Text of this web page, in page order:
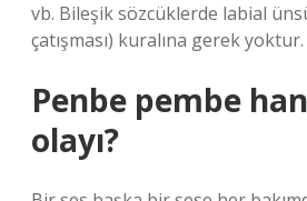
vb. Bileşik sözcüklerde labial
çatışması) kuralına gerek yoktur.
Penbe pembe
olayı?